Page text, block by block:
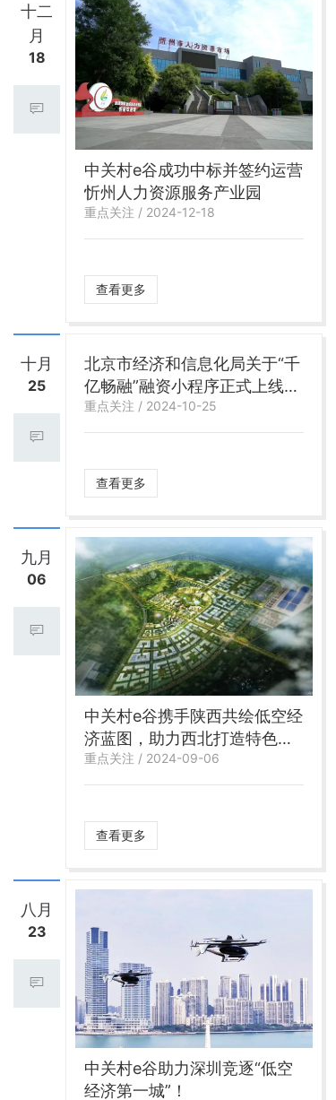
十二
月
18
中关村e谷成功中标并签约运营
忻州人力资源服务产业园
重点关注 / 2024-12-18
查看更多
十月
25
北京市经济和信息化局关于“千
亿畅融”融资小程序正式上线运
营的通知
重点关注 / 2024-10-25
查看更多
九月
06
中关村e谷携手陕西共绘低空经
济蓝图，助力西北打造特色通
航产业园区
重点关注 / 2024-09-06
查看更多
八月
23
中关村e谷助力深圳竞逐“低空
经济第一城”！